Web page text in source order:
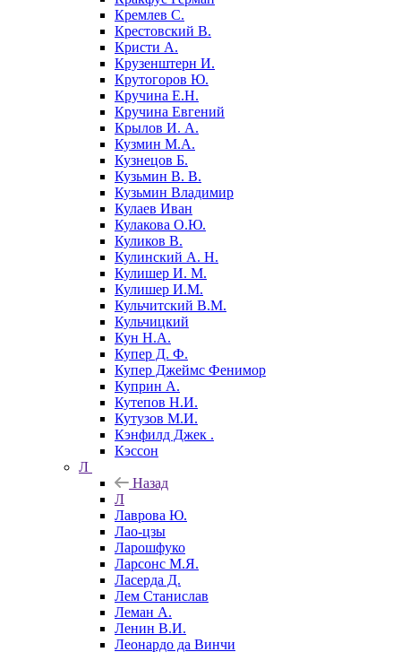
Кремлев С.
Крестовский В.
Кристи А.
Крузенштерн И.
Крутогоров Ю.
Кручина Е.Н.
Кручина Евгений
Крылов И. А.
Кузмин М.А.
Кузнецов Б.
Кузьмин В. В.
Кузьмин Владимир
Кулаев Иван
Кулакова О.Ю.
Куликов В.
Кулинский А. Н.
Кулишер И. М.
Кулишер И.М.
Кульчитский В.М.
Кульчицкий
Кун Н.А.
Купер Д. Ф.
Купер Джеймс Фенимор
Куприн А.
Кутепов Н.И.
Кутузов М.И.
Кэнфилд Джек .
Кэссон
Л
Назад
Л
Лаврова Ю.
Лао-цзы
Ларошфуко
Ларсонс М.Я.
Ласерда Д.
Лем Станислав
Леман А.
Ленин В.И.
Леонардо да Винчи